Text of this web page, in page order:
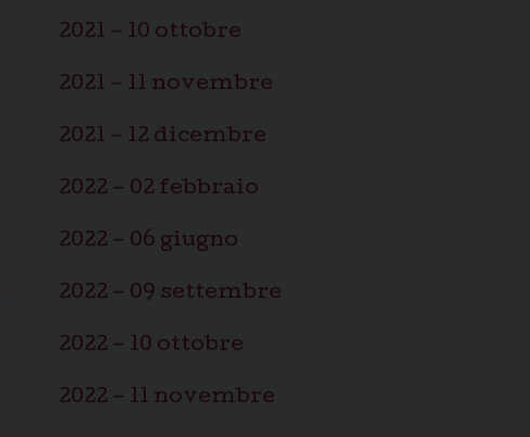
2021 – 10 ottobre
2021 – 11 novembre
2021 – 12 dicembre
2022 – 02 febbraio
2022 – 06 giugno
2022 – 09 settembre
2022 – 10 ottobre
2022 – 11 novembre